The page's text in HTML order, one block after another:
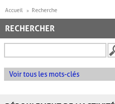
Accueil Recherche
RECHERCHER
Voir tous les mots-clés